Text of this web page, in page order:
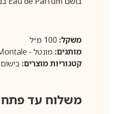
משקל:
מותגים: מונטל - Montale
קטגוריות מוצרים: בישום
משלוח עד פתח הבית